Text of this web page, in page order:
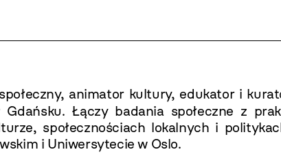
animator kultury, edukator i
Łączy badania społeczne z
społecznościach lokalnych i
i Uniwersytecie w Oslo.